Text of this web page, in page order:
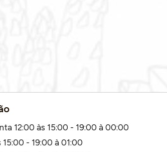
12:00 às 15:00 - 19:00 à 00:00
15:00 - 19:00 à 01:00